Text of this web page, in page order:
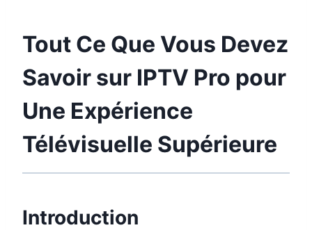
Tout Ce Que Vous Devez
Savoir sur IPTV Pro pour
Une Expérience
Télévisuelle Supérieure
Introduction